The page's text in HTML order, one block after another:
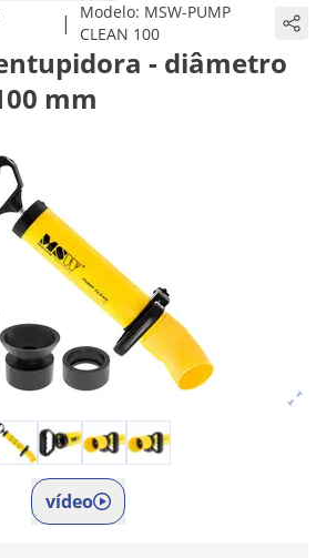
| Modelo: MSW-PUMP
CLEAN 100
- diâmetro
mm
vídeo